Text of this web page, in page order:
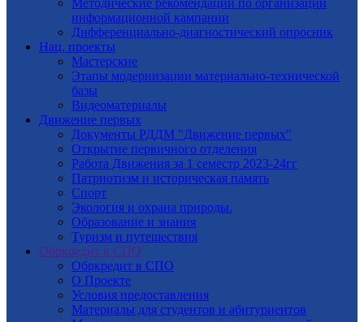
информационной кампании
Дифференциально-диагностический опросник
Нац. проекты
Мастерские
Этапы модернизации материально-технической
базы
Видеоматериалы
Движение первых
Документы РДДМ "Движение первых"
Открытие первичного отделения
Работа Движения за 1 семестр 2023-24гг
Патриотизм и историческая память
Спорт
Экология и охрана природы.
Образование и знания
Туризм и путешествия
Обркредит в СПО
Обркредит в СПО
О Проекте
Условия предоставления
Материалы для студентов и абитуриентов